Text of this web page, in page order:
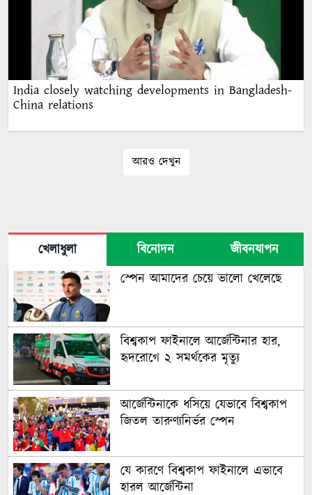
India closely watching developments in Bangladesh-
China relations
আরও দেখুন
খেলাধুলা বিনোদন
জীবনযাপন
স্পেন আমাদের চেয়ে ভালো খেলেছে
বিশ্বকাপ ফাইনালে আর্জেন্টিনার হার,
হৃদরোগে ২ সমর্থকের মৃত্যু
আর্জেন্টিনাকে ধসিয়ে যেভাবে বিশ্বকাপ
জিতল তারুণ্যনির্ভর স্পেন
যে কারণে বিশ্বকাপ ফাইনালে এভাবে
হারল আর্জেন্টিনা